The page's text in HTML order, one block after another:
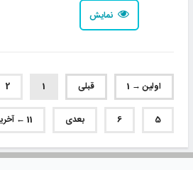
نمایش
اولین → 1 قبلی 1
2
5
6 بعدی 11 ← آخرین